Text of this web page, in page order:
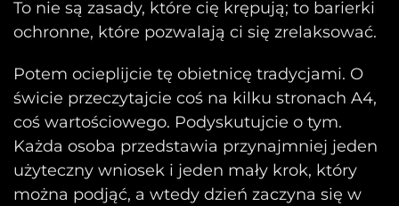
To nie są zasady, które cię krępują; to barierki
ochronne, które pozwalają ci się zrelaksować.
Potem ocieplijcie tę obietnicę tradycjami. O
świcie przeczytajcie coś na kilku stronach A4,
coś wartościowego. Podyskutujcie o tym.
Każda osoba przedstawia przynajmniej jeden
użyteczny wniosek i jeden mały krok, który
można podjąć, a wtedy dzień zaczyna się w